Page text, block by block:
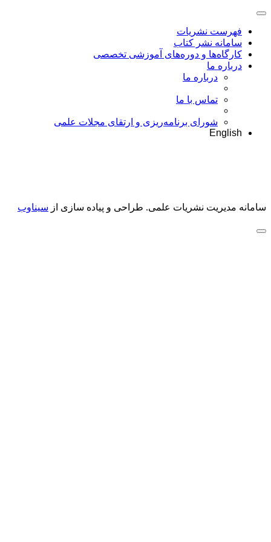
فهرست نشریات
سامانه نشر کتاب
کارگاه‌ها و دوره‌های آموزشی تخصصی
درباره ما
درباره ما
تماس با ما
شورای برنامه‌ریزی و ارتقای مجلات علمی
English
سامانه مدیریت نشریات علمی. طراحی و پیاده سازی از سیناوب